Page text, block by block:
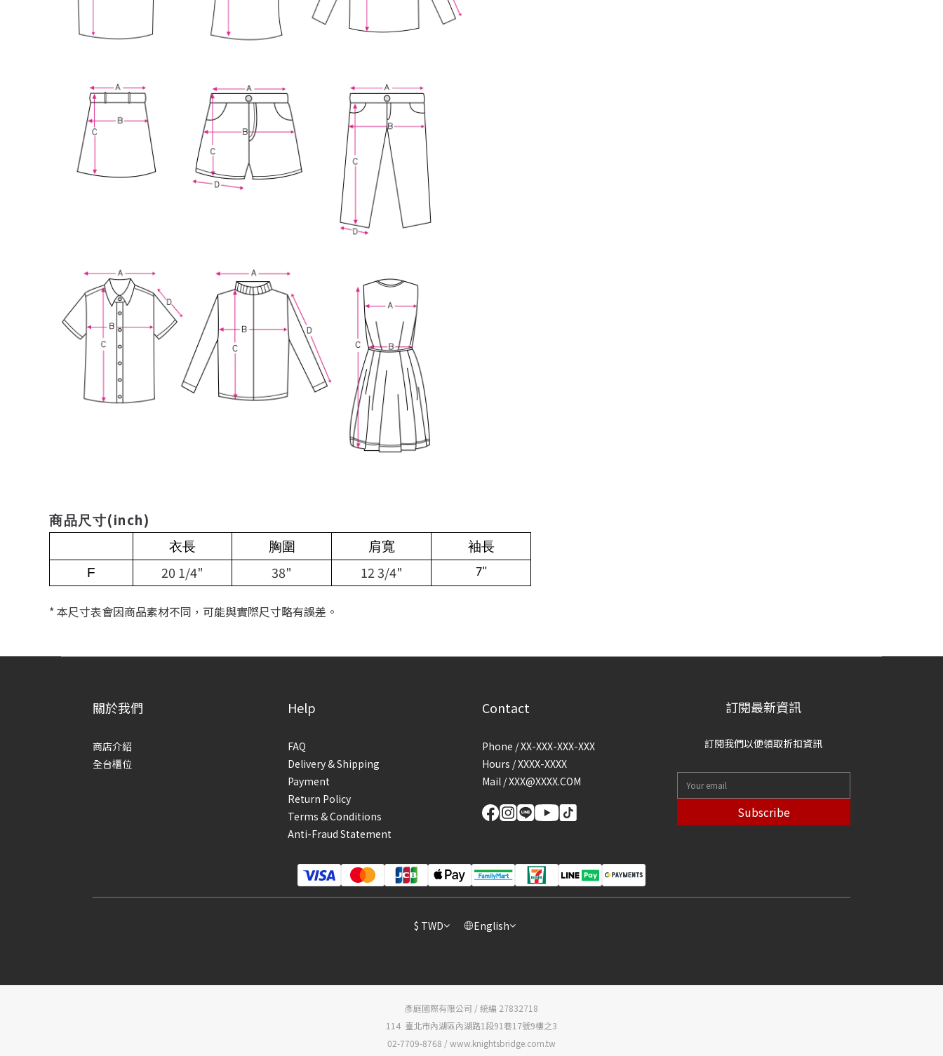
商品尺寸(inch)
衣長 胸圍 肩寬
袖長
F
20 1/4" 38" 12 3/4" 7"
* 本尺寸表會因商品素材不同，可能與實際尺寸略有誤差。
關於我們
商店介紹
全台櫃位
Help
FAQ
Delivery & Shipping
Payment
Return Policy
Terms & Conditions
Anti-Fraud Statement
Contact
Phone / XX-XXX-XXX-XXX
Hours / XXXX-XXXX
Mail / XXX@XXXX.COM
訂閱最新資訊
訂閱我們以便領取折扣資訊
Subscribe
$ TWD English
彥庭國際有限公司 / 統編 27832718
114 臺北市內湖區內湖路1段91巷17號9樓之3
02-7709-8768 / www.knightsbridge.com.tw